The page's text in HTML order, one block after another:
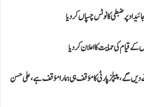
کانوٹس چسپاں کردیا
قیام کی حمایت کااعلان کردیا
دیں گے، پیپلزپارٹی کا مؤقف ہی ہمارا مؤقف ہے، علی حسن